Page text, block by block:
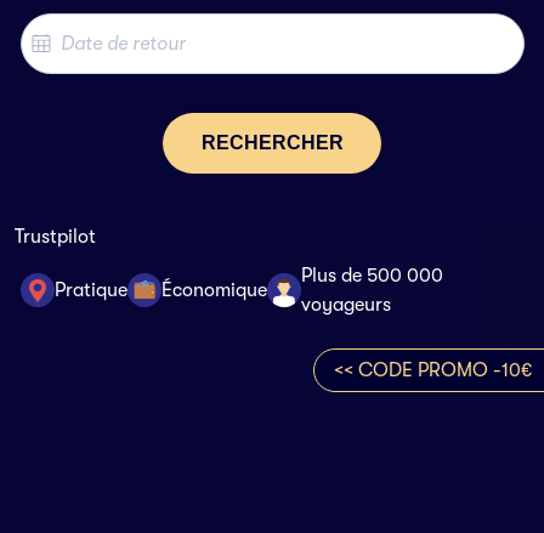
RECHERCHER
Trustpilot
Pratique Économique
Plus de 500 000
voyageurs
<< CODE PROMO -10€